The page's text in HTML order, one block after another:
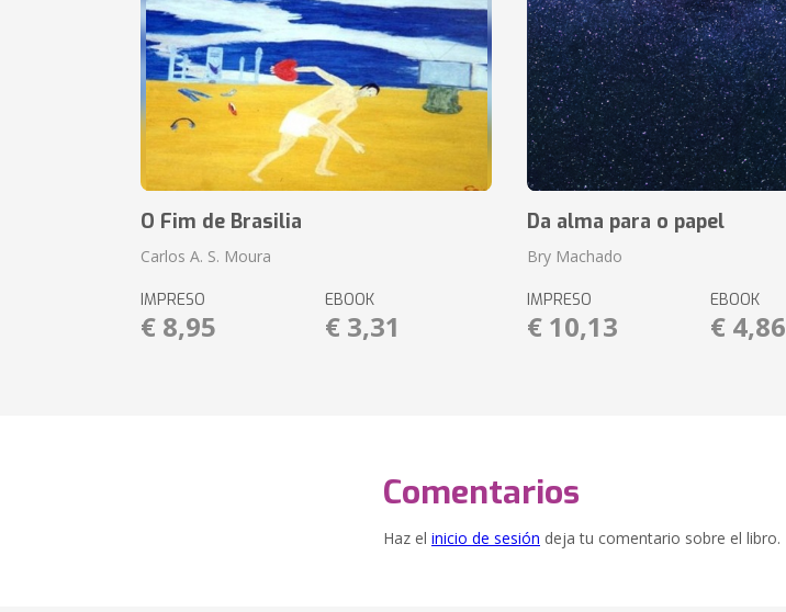
O Fim de Brasilia
Carlos A. S. Moura
IMPRESO
€ 8,95
EBOOK
€ 3,31
Da alma para o papel
Bry Machado
IMPRESO
€ 10,13
EBOOK
€ 4,86
Comentarios
Haz el inicio de sesión deja tu comentario sobre el libro.